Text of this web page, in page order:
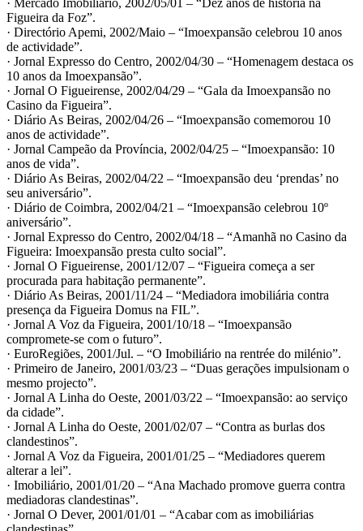
Figueira da Foz”.
· Directório Apemi, 2002/Maio – “Imoexpansão celebrou 10 anos
de actividade”.
· Jornal Expresso do Centro, 2002/04/30 – “Homenagem destaca os
10 anos da Imoexpansão”.
· Jornal O Figueirense, 2002/04/29 – “Gala da Imoexpansão no
Casino da Figueira”.
· Diário As Beiras, 2002/04/26 – “Imoexpansão comemorou 10
anos de actividade”.
· Jornal Campeão da Província, 2002/04/25 – “Imoexpansão: 10
anos de vida”.
· Diário As Beiras, 2002/04/22 – “Imoexpansão deu ‘prendas’ no
seu aniversário”.
· Diário de Coimbra, 2002/04/21 – “Imoexpansão celebrou 10º
aniversário”.
· Jornal Expresso do Centro, 2002/04/18 – “Amanhã no Casino da
Figueira: Imoexpansão presta culto social”.
· Jornal O Figueirense, 2001/12/07 – “Figueira começa a ser
procurada para habitação permanente”.
· Diário As Beiras, 2001/11/24 – “Mediadora imobiliária contra
presença da Figueira Domus na FIL”.
· Jornal A Voz da Figueira, 2001/10/18 – “Imoexpansão
compromete-se com o futuro”.
· EuroRegiões, 2001/Jul. – “O Imobiliário na rentrée do milénio”.
· Primeiro de Janeiro, 2001/03/23 – “Duas gerações impulsionam o
mesmo projecto”.
· Jornal A Linha do Oeste, 2001/03/22 – “Imoexpansão: ao serviço
da cidade”.
· Jornal A Linha do Oeste, 2001/02/07 – “Contra as burlas dos
clandestinos”.
· Jornal A Voz da Figueira, 2001/01/25 – “Mediadores querem
alterar a lei”.
· Imobiliário, 2001/01/20 – “Ana Machado promove guerra contra
mediadoras clandestinas”.
· Jornal O Dever, 2001/01/01 – “Acabar com as imobiliárias